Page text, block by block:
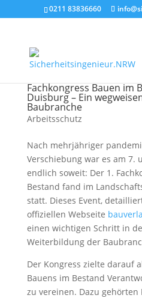
0211 83836660
Fachkongress Bauen im
Duisburg – Ein
Baubranche
Arbeitsschutz
Nach mehrjähriger
Verschiebung war es am 7.
endlich soweit: Der 1.
Bestand fand im
statt. Dieses Event,
offiziellen Webseite
einen wichtigen Schritt in
Weiterbildung der
Der Kongress zielte darauf
Bauens im Bestand
zu vereinen. Dazu gehörten